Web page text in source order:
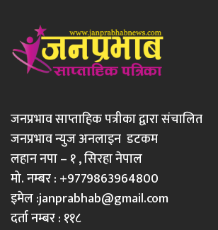
जनप्रभाव साप्ताहिक पत्रीका द्वारा संचालित
जनप्रभाव न्युज अनलाइन डटकम
लहान नपा – १ , सिरहा नेपाल
मो. नम्बर : +9779863964800
इमेल :janprabhab@gmail.com
दर्ता नम्बर : ११८